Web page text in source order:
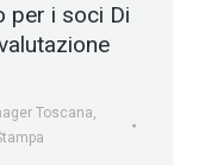
per i soci Di
Toscana,